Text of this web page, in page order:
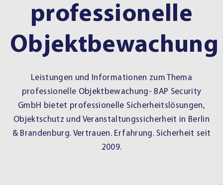
professionelle
Objektbewachung
Leistungen und Informationen zum Thema
professionelle Objektbewachung- BAP Security
GmbH bietet professionelle Sicherheitslösungen,
Objektschutz und Veranstaltungssicherheit in Berlin
& Brandenburg. Vertrauen. Erfahrung. Sicherheit seit
2009.